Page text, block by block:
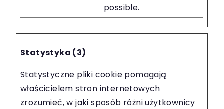
possible.
Statystyka (3)
Statystyczne pliki cookie pomagają
właścicielem stron internetowych
zrozumieć, w jaki sposób różni użytkownicy